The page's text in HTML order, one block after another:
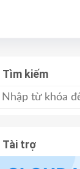
Tìm kiếm
Tài trợ